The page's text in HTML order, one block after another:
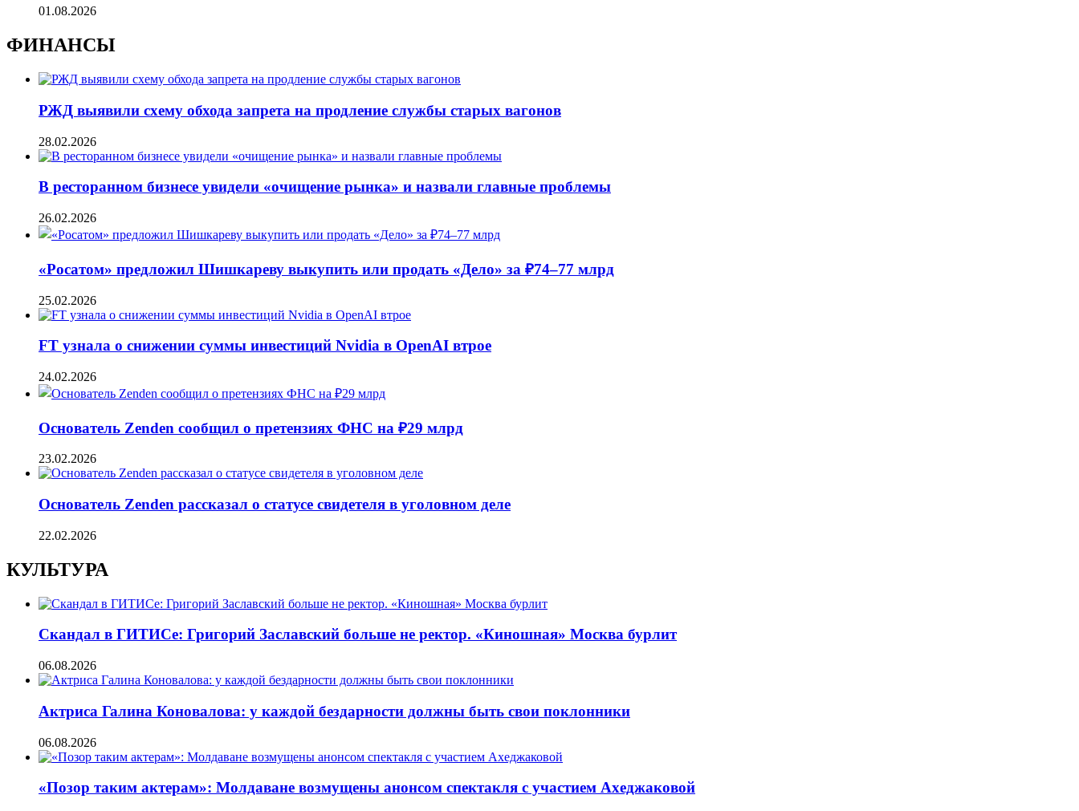
01.08.2026
ФИНАНСЫ
РЖД выявили схему обхода запрета на продление службы старых вагонов
28.02.2026
В ресторанном бизнесе увидели «очищение рынка» и назвали главные проблемы
26.02.2026
«Росатом» предложил Шишкареву выкупить или продать «Дело» за ₽74–77 млрд
25.02.2026
FT узнала о снижении суммы инвестиций Nvidia в OpenAI втрое
24.02.2026
Основатель Zenden сообщил о претензиях ФНС на ₽29 млрд
23.02.2026
Основатель Zenden рассказал о статусе свидетеля в уголовном деле
22.02.2026
КУЛЬТУРА
Скандал в ГИТИСе: Григорий Заславский больше не ректор. «Киношная» Москва бурлит
06.08.2026
Актриса Галина Коновалова: у каждой бездарности должны быть свои поклонники
06.08.2026
«Позор таким актерам»: Молдаване возмущены анонсом спектакля с участием Ахеджаковой